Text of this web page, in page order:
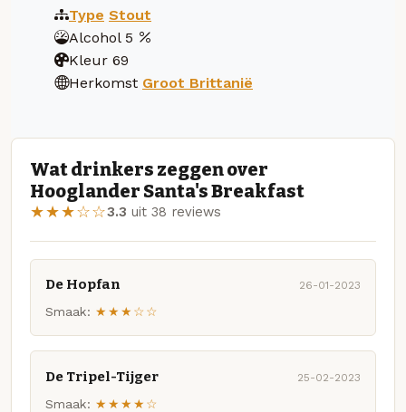
Type Stout
Alcohol 5
Kleur 69
Herkomst Groot Brittanië
Wat drinkers zeggen over
Hooglander Santa's Breakfast
★★★☆☆3.3 uit 38 reviews
De Hopfan 26-01-2023
Smaak: ★★★☆☆
De Tripel-Tijger 25-02-2023
Smaak: ★★★★☆